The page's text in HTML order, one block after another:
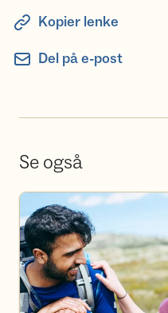
Kopier lenke
Del på e-post
Se også
Bli frivillig